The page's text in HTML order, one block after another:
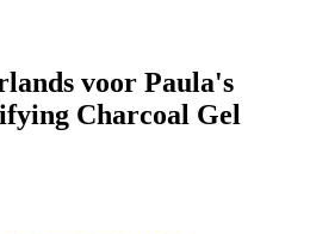
voor Paula's
Charcoal Gel